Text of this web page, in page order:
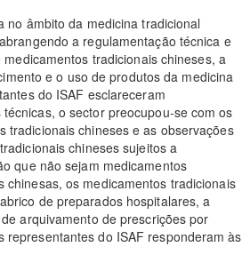
no âmbito da medicina tradicional
a regulamentação técnica e
tradicionais chineses, a
e o uso de produtos da medicina
do ISAF esclareceram
o sector preocupou-se com os
tradicionais chineses e as observações
chineses sujeitos a
que não sejam medicamentos
os medicamentos tradicionais
de preparados hospitalares, a
arquivamento de prescrições por
do ISAF responderam às